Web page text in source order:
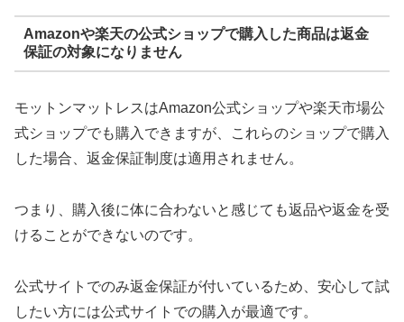
Amazonや楽天の公式ショップで購入した商品は返金
保証の対象になりません
モットンマットレスはAmazon公式ショップや楽天市場公
式ショップでも購入できますが、これらのショップで購入
した場合、返金保証制度は適用されません。
つまり、購入後に体に合わないと感じても返品や返金を受
けることができないのです。
公式サイトでのみ返金保証が付いているため、安心して試
したい方には公式サイトでの購入が最適です。